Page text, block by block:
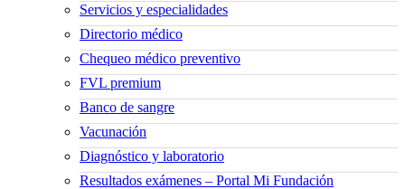
Servicios y especialidades
Directorio médico
Chequeo médico preventivo
FVL premium
Banco de sangre
Vacunación
Diagnóstico y laboratorio
Resultados exámenes – Portal Mi Fundación